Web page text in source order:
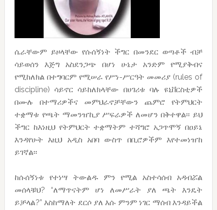
ሴራቸውም ይዞላቸው የሱሰኝነት ችግር በመንደር ወጣቶች ብቻ
ሳይወሰን እጅግ አስደንጋጭ በሆነ ሁኔታ አንድም የሚያቅብና
የሚከለክል በተግባርም የሚሠራ የሥነ-ሥርዓት መመሪያ (rules of
discipline) ሳይኖር ሳይከለክላቸው በሀገሪቱ ባሉ ዩኒቨርስቲዎች
በሙሉ በተማሪዎችና መምህራኖቻቸውን ጨምሮ የትምህርት
ተቋማቱ የጫት ማመንዠኪያ ሥፍራዎች ለመሆን በቅተዋል፡፡ ይህ
ችግር ከእነዚህ የትምህርት ተቋማትም ተሻግሮ አጋጥሞኝ በዐይኔ
እንዳየሁት እዚህ አዲስ አበባ ውስጥ በቢሮዎችም እየተመነዠከ
ይገኛል፡፡
ከሱሰኝነቱ የተነሣ ትውልዱ ምን የሚል አስተሳሰብ አዳብሯል
መሰላቹህ? “ለማጥናትም ሆነ ለመሥራት ያለ ጫት እንዴት
ይቻላል?” እስከማለት ደርሶ ያለ እሱ ምንም ነገር ማሰብ እንዳይችል